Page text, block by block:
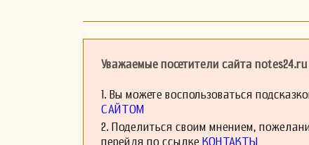
Уважаемые посетители сайта
1. Вы можете воспользоваться
САЙТОМ
2. Поделиться своим мнением,
перейдя по ссылке КОНТАКТЫ